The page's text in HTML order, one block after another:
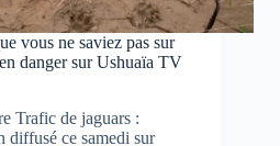
vous ne saviez pas sur
danger sur Ushuaïa TV
Trafic de jaguars :
diffusé ce samedi sur